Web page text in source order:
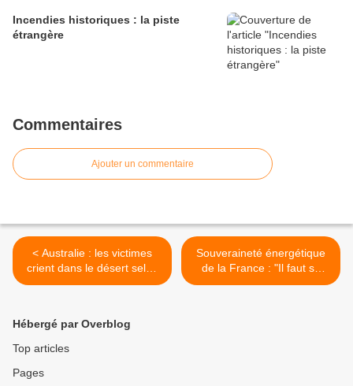
Incendies historiques : la piste
étrangère
Commentaires
Ajouter un commentaire
< Australie : les victimes
crient dans le désert selon
un député
Souveraineté énergétique
de la France : "Il faut se
réveiller", enjoint Arnaud
Hébergé par Overblog
Top articles
Pages